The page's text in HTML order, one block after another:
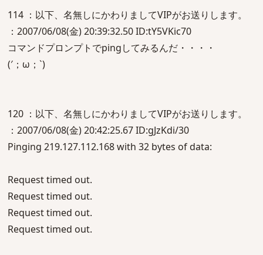
114 ：以下、名無しにかわりましてVIPがお送りします。
：2007/06/08(金) 20:39:32.50 ID:tY5VKic70
コマンドプロンプトでpingしてみるんだ・・・・
(′；ω；`)
120 ：以下、名無しにかわりましてVIPがお送りします。
：2007/06/08(金) 20:42:25.67 ID:gJzKdi/30
Pinging 219.127.112.168 with 32 bytes of data:
Request timed out.
Request timed out.
Request timed out.
Request timed out.